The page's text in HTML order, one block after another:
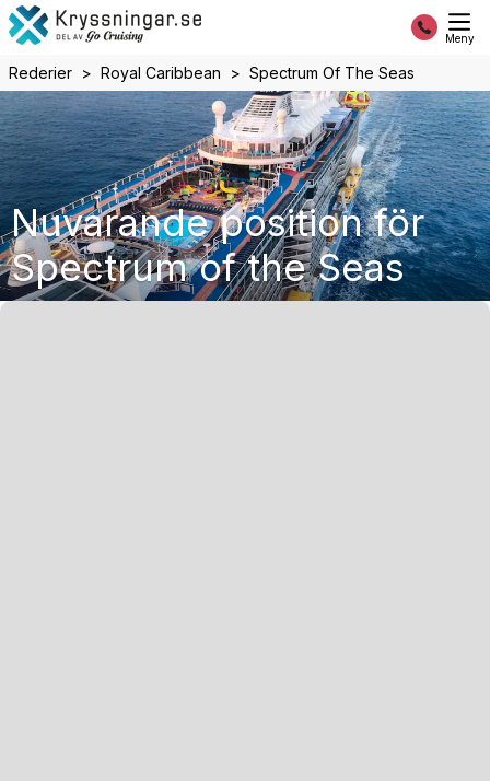
Meny
Rederier Royal Caribbean Spectrum Of The Seas
Nuvarande position för
Spectrum of the Seas